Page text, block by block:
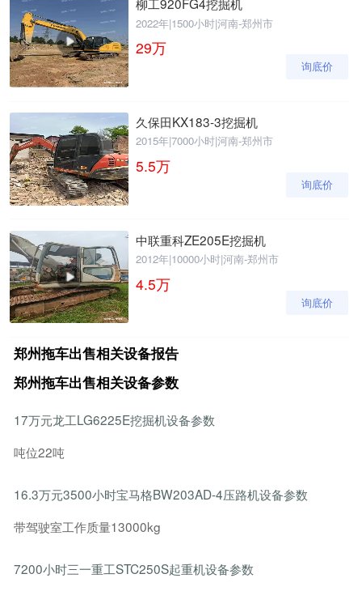
2022年|1500小时|河南-郑州市
29万
询底价
久保田KX183-3挖掘机
2015年|7000小时|河南-郑州市
5.5万
询底价
中联重科ZE205E挖掘机
2012年|10000小时|河南-郑州市
4.5万
询底价
郑州拖车出售相关设备报告
郑州拖车出售相关设备参数
17万元龙工LG6225E挖掘机设备参数
吨位22吨
16.3万元3500小时宝马格BW203AD-4压路机设备参数
带驾驶室工作质量13000kg
7200小时三一重工STC250S起重机设备参数